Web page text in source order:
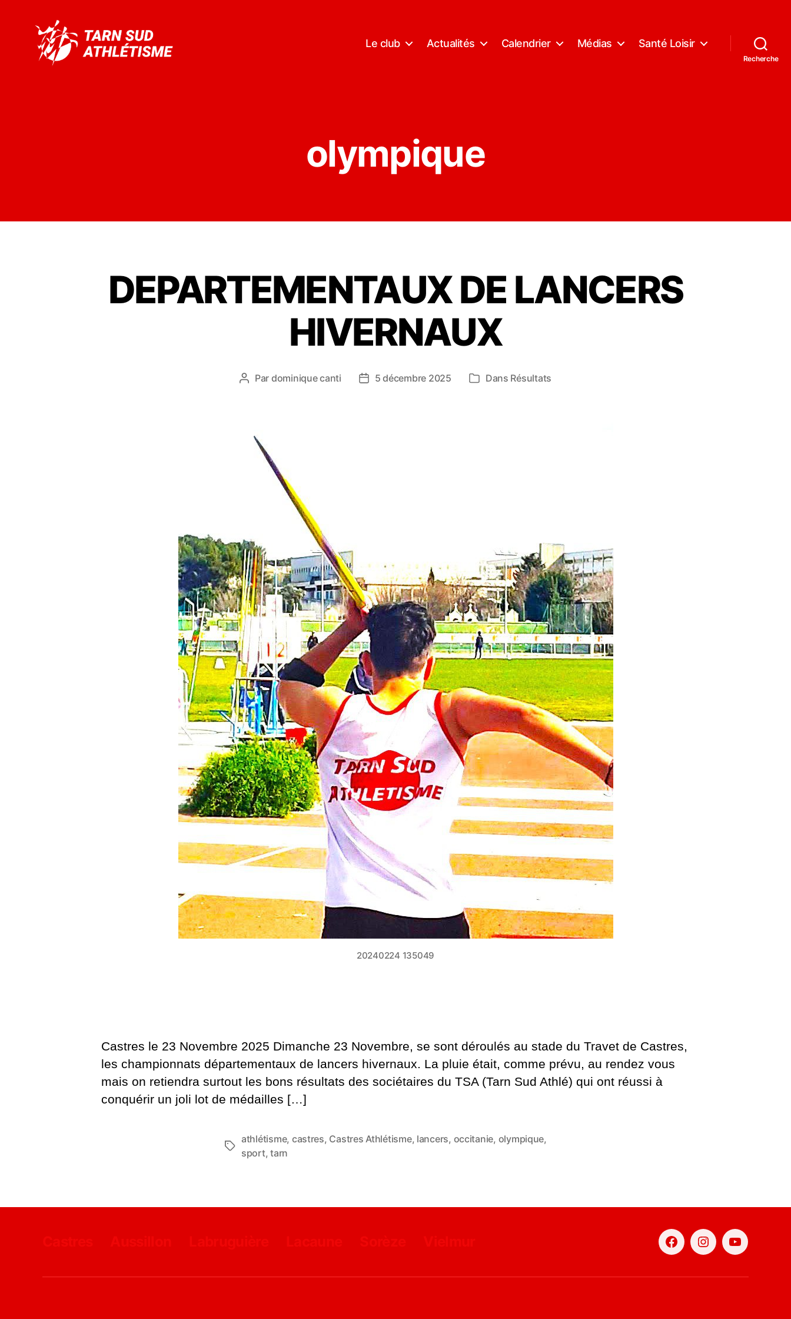
Le club Actualités Calendrier Médias Santé Loisir
Recherche
olympique
DEPARTEMENTAUX DE LANCERS
HIVERNAUX
Auteur
Par dominique canti
Date5 décembre 2025 Catégories
Dans Résultats
20240224 135049
Castres le 23 Novembre 2025 Dimanche 23 Novembre, se sont déroulés au stade du Travet de Castres,
les championnats départementaux de lancers hivernaux. La pluie était, comme prévu, au rendez vous
mais on retiendra surtout les bons résultats des sociétaires du TSA (Tarn Sud Athlé) qui ont réussi à
conquérir un joli lot de médailles […]
Étiquettes
athlétisme, castres, Castres Athlétisme, lancers, occitanie, olympique,
sport,tarn
FacebookInstagramYouTube